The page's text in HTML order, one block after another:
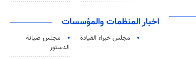
اخبار المنظمات والمؤسسات
مجلس خبراء القيادة
مجلس صيانة
الدستور